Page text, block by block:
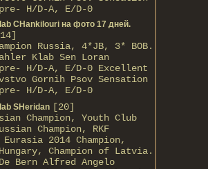
H/D-A, E/D-0
CHankilouri на фото 17 дней.
Russia, 4*JB, 3* BOB.
Klab Sen Loran
H/D-A, E/D-0 Excellent
Gornih Psov Sensation
H/D-A, E/D-0
SHeridan [20]
Champion, Youth Club
Champion, RKF
Eurasia 2014 Champion,
Champion of Latvia.
Bern Alfred Angelo